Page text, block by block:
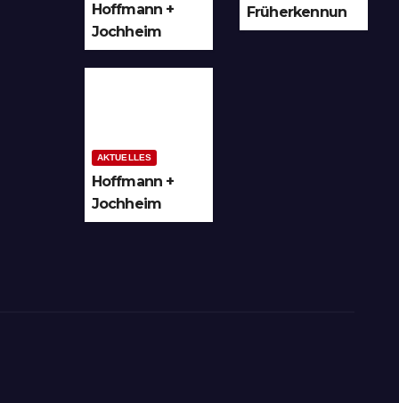
Hoffmann +
Jochheim
GmbH setzt
Früherkennun
g in Arnsberg
AKTUELLES
Hoffmann +
Jochheim
GmbH in